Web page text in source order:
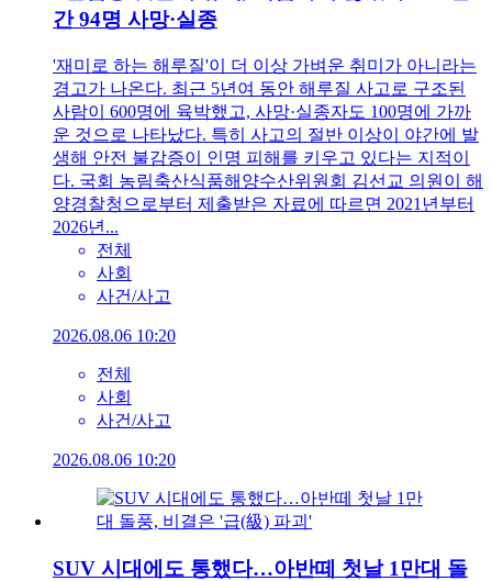
간 94명 사망·실종
'재미로 하는 해루질'이 더 이상 가벼운 취미가 아니라는
경고가 나온다. 최근 5년여 동안 해루질 사고로 구조된
사람이 600명에 육박했고, 사망·실종자도 100명에 가까
운 것으로 나타났다. 특히 사고의 절반 이상이 야간에 발
생해 안전 불감증이 인명 피해를 키우고 있다는 지적이
다. 국회 농림축산식품해양수산위원회 김선교 의원이 해
양경찰청으로부터 제출받은 자료에 따르면 2021년부터
2026년...
전체
사회
사건/사고
2026.08.06 10:20
전체
사회
사건/사고
2026.08.06 10:20
SUV 시대에도 통했다…아반떼 첫날 1만대 돌